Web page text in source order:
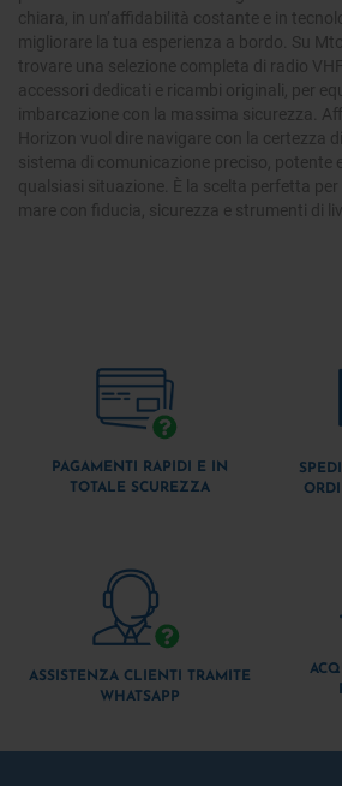
chiara, in un’affidabilità costante e in
migliorare la tua esperienza a bordo. Su
trovare una selezione completa di radio
accessori dedicati e ricambi originali, per
imbarcazione con la massima sicurezza.
Horizon vuol dire navigare con la certezza
sistema di comunicazione preciso, potente
qualsiasi situazione. È la scelta perfetta per
mare con fiducia, sicurezza e strumenti di
PAGAMENTI RAPIDI E IN
TOTALE SCUREZZA
ASSISTENZA CLIENTI TRAMITE
WHATSAPP